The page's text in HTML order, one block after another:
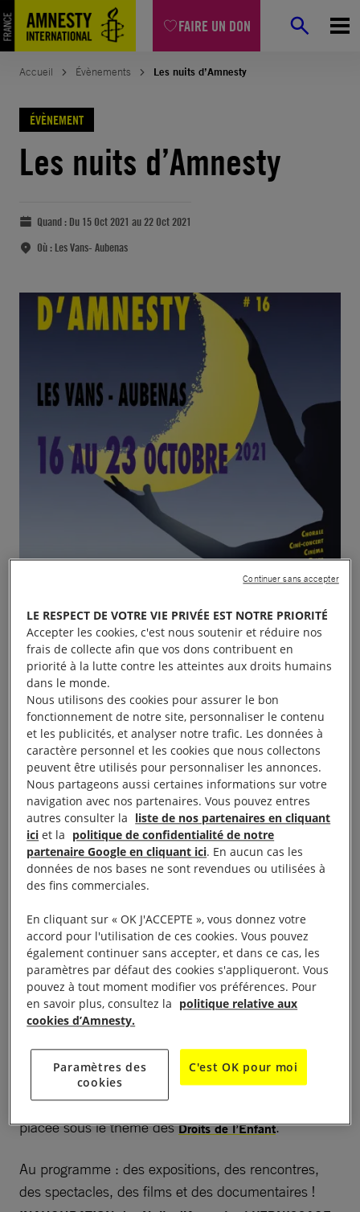
FAIRE UN DON
Accueil Évènements Les nuits d’Amnesty
ÉVÈNEMENT
Les nuits d’Amnesty
Quand : Du 15 Oct 2021 au 22 Oct 2021
Où : Les Vans- Aubenas
LES NUITS D’AMNESTY > DU 16 AU 23 OCTOBRE
2021
LES DROITS HUMAINS SOUS LES PROJECTEURS
Comme chaque année, depuis 2005, le groupe local
Amnesty International Ardèche Sud et Mirlitoons
organisent Les Nuits d’Amnesty. Grâce à la
collaboration d’artistes et l’appui de nombreux
partenaires, cet événement festif place les droits
d’Amnesty souhaitent sensibiliser le grand public
aux actions d’Amnesty International pour lutter
contre les violations des droits humains et mettre en
lumière le travail considérable des bénévoles qui
œuvrent continuellement pour faire avancer cette
qu’au niveau national. Les Nuits d’Amnesty vous
invitent à faire un geste concret en faveur des droits
humains en participant à cette 16ème édition,
placée sous le thème desDroits de l’Enfant.
Au programme : des expositions, des rencontres,
des spectacles, des films et des documentaires !
LE RESPECT DE VOTRE VIE PRIVÉE EST NOTRE PRIORITÉ
Accepter les cookies, c'est nous soutenir et réduire nos
frais de collecte afin que vos dons contribuent en
priorité à la lutte contre les atteintes aux droits humains
dans le monde.
Nous utilisons des cookies pour assurer le bon
fonctionnement de notre site, personnaliser le contenu
et les publicités, et analyser notre trafic. Les données à
caractère personnel et les cookies que nous collectons
peuvent être utilisés pour personnaliser les annonces.
Nous partageons aussi certaines informations sur votre
navigation avec nos partenaires. Vous pouvez entres
autres consulter la liste de nos partenaires en cliquant
ici et la politique de confidentialité de notre
partenaire Google en cliquant ici. En aucun cas les
données de nos bases ne sont revendues ou utilisées à
des fins commerciales.
En cliquant sur « OK J'ACCEPTE », vous donnez votre
accord pour l'utilisation de ces cookies. Vous pouvez
également continuer sans accepter, et dans ce cas, les
paramètres par défaut des cookies s'appliqueront. Vous
pouvez à tout moment modifier vos préférences. Pour
en savoir plus, consultez la politique relative aux
cookies d’Amnesty.
Paramètres des
cookies
C'est OK pour moi
Continuer sans accepter